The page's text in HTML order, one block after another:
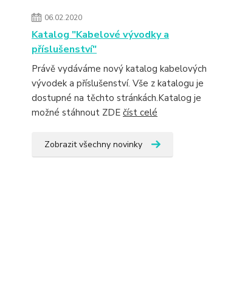
06.02.2020
Katalog "Kabelové vývodky a
příslušenství"
Právě vydáváme nový katalog kabelových
vývodek a příslušenství. Vše z katalogu je
dostupné na těchto stránkách.Katalog je
možné stáhnout ZDE číst celé
Zobrazit všechny novinky